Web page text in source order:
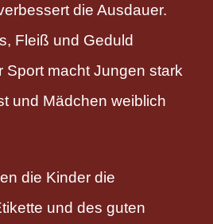
die Ausdauer.
Fleiß und Geduld
Sport macht Jungen stark
und Mädchen weiblich
die Kinder die
und des guten